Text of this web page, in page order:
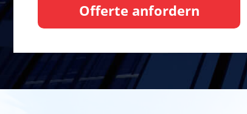
Offerte anfordern